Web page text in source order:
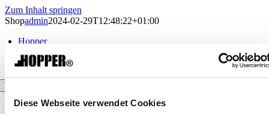
Diese Webseite verwendet Cookies
Zum Inhalt springen
DE
EN
Toggle Navigation
Hopper
Shopadmin2024-02-29T12:48:22+01:00
Hopper
HopperPad
Shop
Kontakt